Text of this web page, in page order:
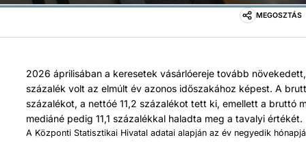
MEGOSZTÁS
2026 áprilisában a keresetek vásárlóereje tovább
százalék volt az elmúlt év azonos időszakához képest. A
százalékot, a nettóé 11,2 százalékot tett ki, emellett a bruttó
mediáné pedig 11,1 százalékkal haladta meg a tavalyi értékét.
A Központi Statisztikai Hivatal adatai alapján az év negyedik